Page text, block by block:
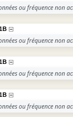
ou fréquence non
ou fréquence non
ou fréquence non
ou fréquence non